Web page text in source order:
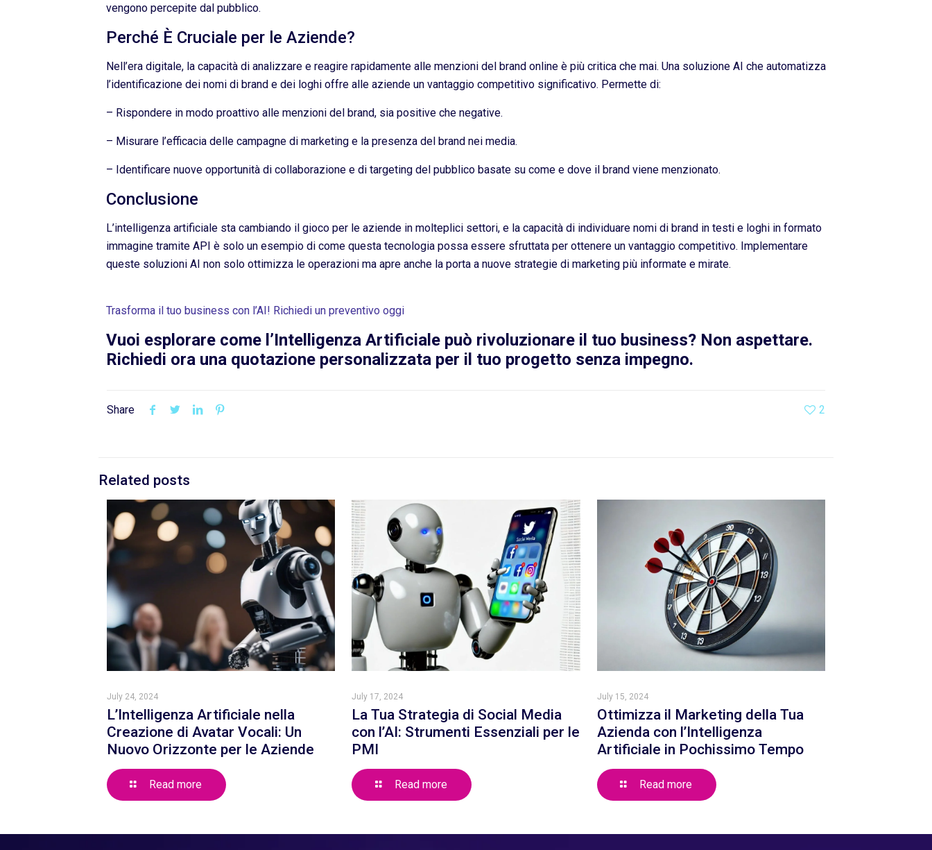
vengono percepite dal pubblico.
Perché È Cruciale per le Aziende?
Nell’era digitale, la capacità di analizzare e reagire rapidamente alle menzioni del brand online è più critica che mai. Una soluzione AI che automatizza
l’identificazione dei nomi di brand e dei loghi offre alle aziende un vantaggio competitivo significativo. Permette di:
– Rispondere in modo proattivo alle menzioni del brand, sia positive che negative.
– Misurare l’efficacia delle campagne di marketing e la presenza del brand nei media.
– Identificare nuove opportunità di collaborazione e di targeting del pubblico basate su come e dove il brand viene menzionato.
Conclusione
L’intelligenza artificiale sta cambiando il gioco per le aziende in molteplici settori, e la capacità di individuare nomi di brand in testi e loghi in formato
immagine tramite API è solo un esempio di come questa tecnologia possa essere sfruttata per ottenere un vantaggio competitivo. Implementare
queste soluzioni AI non solo ottimizza le operazioni ma apre anche la porta a nuove strategie di marketing più informate e mirate.
Trasforma il tuo business con l’AI! Richiedi un preventivo oggi
Vuoi esplorare come l’Intelligenza Artificiale può rivoluzionare il tuo business? Non aspettare.
Richiedi ora una quotazione personalizzata per il tuo progetto senza impegno.
Share 2
Related posts
July 24, 2024
L’Intelligenza Artificiale nella
Creazione di Avatar Vocali: Un
Nuovo Orizzonte per le Aziende
Read more
July 17, 2024
La Tua Strategia di Social Media
con l’AI: Strumenti Essenziali per le
PMI
Read more
July 15, 2024
Ottimizza il Marketing della Tua
Azienda con l’Intelligenza
Artificiale in Pochissimo Tempo
Read more